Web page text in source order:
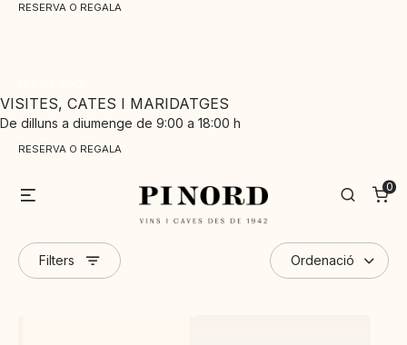
RESERVA O REGALA
VISITES, CATES I MARIDATGES
De dilluns a diumenge de 9:00 a 18:00 h
RESERVA O REGALA
Search
0
Filters